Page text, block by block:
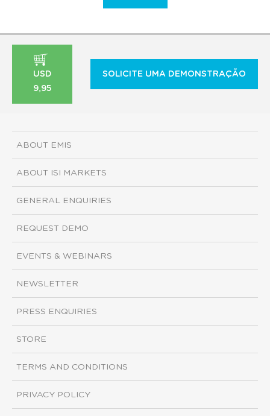
USD
9,95
SOLICITE UMA DEMONSTRAÇÃO
ABOUT EMIS
ABOUT ISI MARKETS
GENERAL ENQUIRIES
REQUEST DEMO
EVENTS & WEBINARS
NEWSLETTER
PRESS ENQUIRIES
STORE
TERMS AND CONDITIONS
PRIVACY POLICY